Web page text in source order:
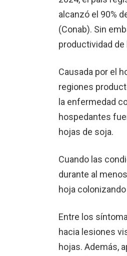
alcanzó el 90%
(Conab). Sin
productividad
Causada por el
regiones
la enfermedad
hospedantes
hojas de soja.
Cuando las
durante al
hoja
Entre los
hacia lesiones
hojas. Además,